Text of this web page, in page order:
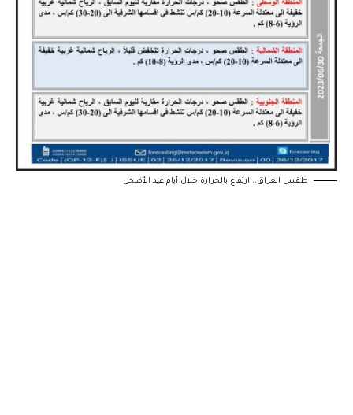
طقس العراق.. ارتفاع بالحرارة خلال أيام عيد الأضحى